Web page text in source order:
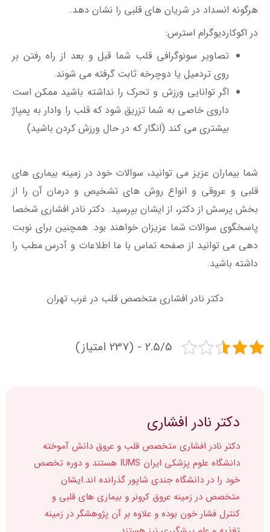
هرگونه انسداد در شریان های قلبی را نشان دهد.
در اکوکاردیوگرام استرس:
تصاویر سونوگرافی قلب شما قبل و بعد از راه رفتن بر
روی تردمیل یا دوچرخه ثابت گرفته می شوند.
اگر توانایی ورزش و تحرک را نداشته باشید ممکن است
داروی خاصی به شما تزریق شود که قلب را وادار به پمپاژ
بیشتری می کند (انگار که در حال ورزش کردن باشید)
شما بیماران عزیز می توانید، سوالات خود در زمینه بیماری های
قلبی و عروقی و انواع روش های تشخیص و درمان آن را از
بخش پرسش از دکتر، از ایشان بپرسید. دکتر نادر افشاری شخصا
پاسخگوی سوالات شما عزیزان خواهند بود. همچنین برای نوبت
دهی می توانید از صفحه تماس با ما اطلاعات و آدرس مطب را
داشته باشید.
دکتر نادر افشاری متخصص قلب در غرب تهران
2.5/5 - (237 امتیاز)
دکتر نادر افشاری
دکتر نادر افشاری متخصص قلب و عروق دانش آموخته
دانشگاه علوم پزشکی ایران IUMS هستند و دوره تخصص
خود را در دانشگاه جندی شاپور گذرانده اند.ایشان
متخصص در زمینه عروق کرونر و بیماری های قلبی و
کنترل فشار خون بوده و علاوه بر آن پژوهشگر در زمینه